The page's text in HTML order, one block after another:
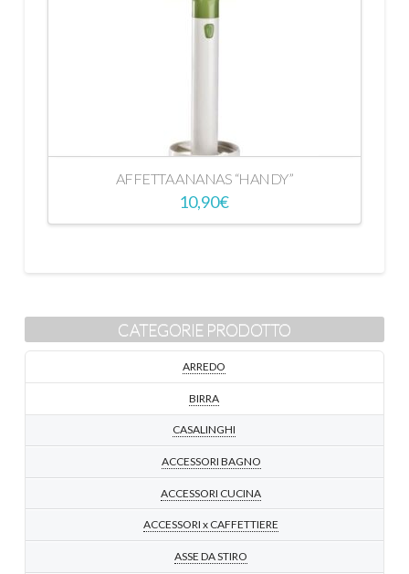
AFFETTA ANANAS “HANDY”
10,90€
CATEGORIE PRODOTTO
ARREDO
BIRRA
CASALINGHI
ACCESSORI BAGNO
ACCESSORI CUCINA
ACCESSORI x CAFFETTIERE
ASSE DA STIRO